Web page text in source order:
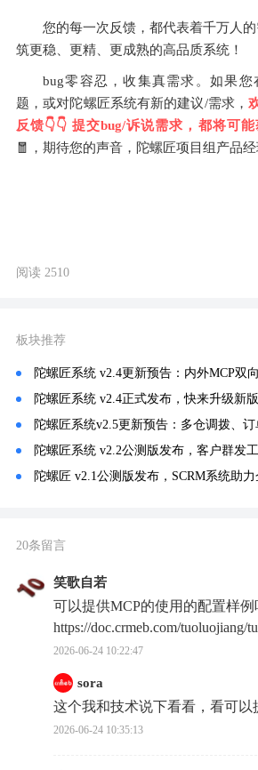
您的每一次反馈，都代表着千万人
筑更稳、更精、更成熟的高品质系统！
bug零容忍，收集真需求。如果您
题，或对陀螺匠系统有新的建议/需求，
反馈👇👇 提交bug/诉说需求，都将可
🧧
，期待您的声音，陀螺匠项目组产品
阅读 2510
板块推荐
陀螺匠系统 v2.4更新预告：内外MCP双向调用，一套
陀螺匠系统 v2.4正式发布，快来升级新
陀螺匠系统v2.5更新预告：多仓调拨、订单自动出库…这
陀螺匠系统 v2.2公测版发布，客户群发
陀螺匠 v2.1公测版发布，SCRM系统助
20条留言
笑歌自若
可以提供MCP的使用的配置样
https://doc.crmeb.com/tuoluojiang/
2026-06-24 10:22:47
sora
这个我和技术说下看看，看可以
2026-06-24 10:35:13